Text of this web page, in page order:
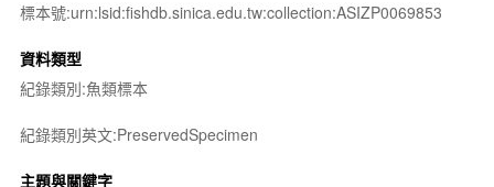
標本號:urn:lsid:fishdb.sinica.edu.tw:collection:ASIZP0069853
資料類型
紀錄類別:魚類標本
紀錄類別英文:PreservedSpecimen
主題與關鍵字